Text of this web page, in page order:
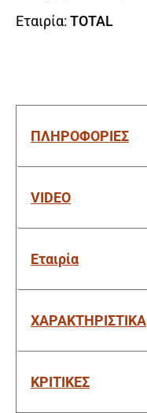
Εταιρία: TOTAL
ΠΛΗΡΟΦΟΡΙΕΣ
VIDEO
Εταιρία
ΧΑΡΑΚΤΗΡΙΣΤΙΚΑ
ΚΡΙΤΙΚΕΣ